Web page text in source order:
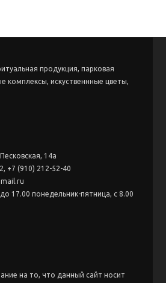
продукция, парковая
комплексы, искуственнные цветы,
14а
+7 (910) 212-52-40
17.00 понедельник-пятница, с 8.00
на то, что данный сайт носит